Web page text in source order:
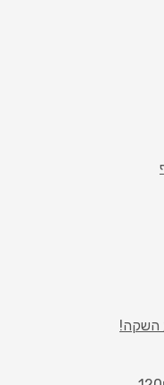
השקה!